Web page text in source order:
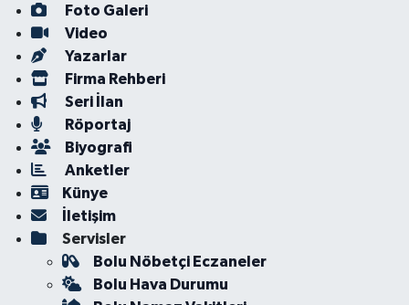
Foto Galeri
Video
Yazarlar
Firma Rehberi
Seri İlan
Röportaj
Biyografi
Anketler
Künye
İletişim
Servisler
Bolu Nöbetçi Eczaneler
Bolu Hava Durumu